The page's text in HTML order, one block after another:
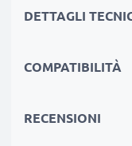
Mini USB si
che si accende
verificare che la
DETTAGLI
COMPATIBILITÀ
RECENSIONI